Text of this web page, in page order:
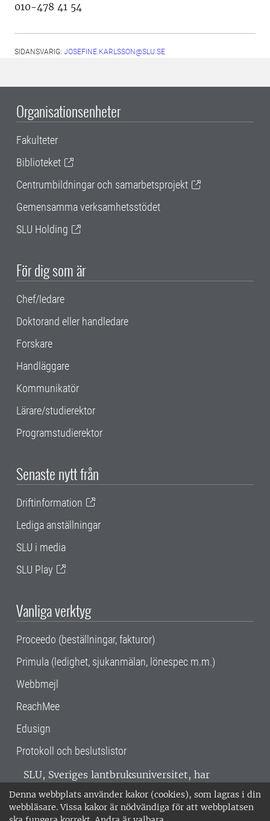
Denna webbplats använder kakor (cookies), som lagras i din
webbläsare. Vissa kakor är nödvändiga för att webbplatsen
010-478 41 54
SIDANSVARIG: JOSEFINE.KARLSSON@SLU.SE
Organisationsenheter
Fakulteter
Biblioteket
Centrumbildningar och samarbetsprojekt
Gemensamma verksamhetsstödet
SLU Holding
För dig som är
Chef/ledare
Doktorand eller handledare
Forskare
Handläggare
Kommunikatör
Lärare/studierektor
Programstudierektor
Senaste nytt från
Driftinformation
Lediga anställningar
SLU i media
SLU Play
Vanliga verktyg
Proceedo (beställningar, fakturor)
Primula (ledighet, sjukanmälan, lönespec m.m.)
Webbmejl
ReachMee
Edusign
Protokoll och beslutslistor
SLU, Sveriges lantbruksuniversitet, har
verksamhet över hela Sverige. Huvudorter är
Alnarp, Uppsala och Umeå.SLU är
miljöcertifierat enligt ISO 14001. •